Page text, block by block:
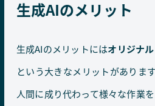
生成AIのメリット
生成AIのメリットにはオリジナ
という大きなメリットがありま
人間に成り代わって様々な作業